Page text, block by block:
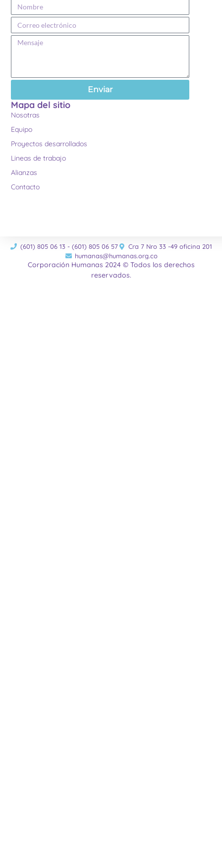
Enviar
Mapa del sitio
Nosotras
Equipo
Proyectos desarrollados
Lineas de trabajo
Alianzas
Contacto
(601) 805 06 13 - (601) 805 06 57
Cra 7 Nro 33 -49 oficina 201
humanas@humanas.org.co
Corporación Humanas 2024 © Todos los derechos
reservados.